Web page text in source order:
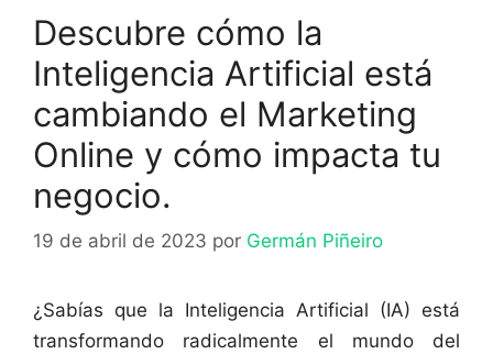
Descubre cómo la
Inteligencia Artificial está
cambiando el Marketing
Online y cómo impacta tu
negocio.
19 de abril de 2023 por Germán Piñeiro
¿Sabías que la Inteligencia Artificial (IA) está
transformando radicalmente el mundo del